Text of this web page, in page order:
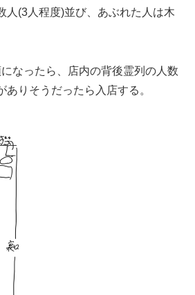
人(3人程度)並び、あぶれた人は木
なったら、店内の背後霊列の人数
ありそうだったら入店する。